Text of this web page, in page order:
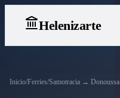
Helenizarte
Inicio/Ferries/Samotracia → Donoussa